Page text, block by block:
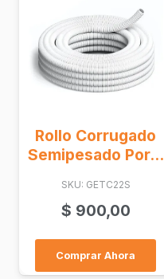
Rollo Corrugado
Semipesado Por...
SKU: GETC22S
$ 900,00
Comprar Ahora